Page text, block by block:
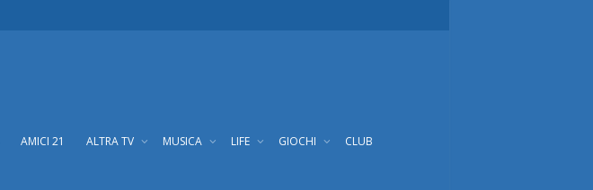
AMICI 21 ALTRA TV MUSICA LIFE GIOCHI CLUB